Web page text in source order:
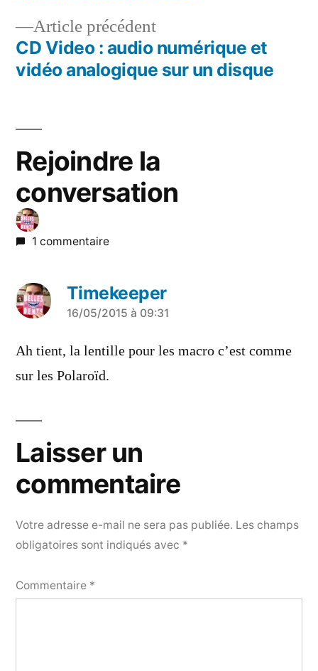
l’article
Article précédentArticle
précédent :
CD Video : audio numérique et
vidéo analogique sur un disque
Rejoindre la
conversation
1 commentaire
Timekeeper
a
dit :
16/05/2015 à 09:31
Ah tient, la lentille pour les macro c’est comme
sur les Polaroïd.
Laisser un
commentaire
Votre adresse e-mail ne sera pas publiée. Les champs
obligatoires sont indiqués avec *
Commentaire *